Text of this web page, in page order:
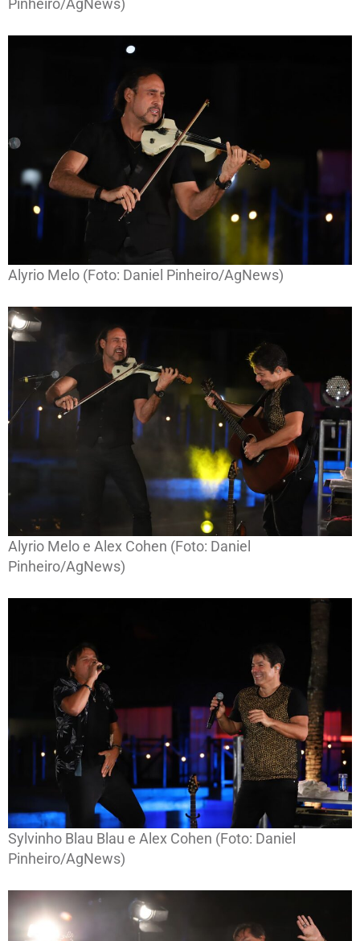
Alyrio Melo (Foto: Daniel Pinheiro/AgNews)
Alyrio Melo e Alex Cohen (Foto: Daniel
Pinheiro/AgNews)
Sylvinho Blau Blau e Alex Cohen (Foto: Daniel
Pinheiro/AgNews)